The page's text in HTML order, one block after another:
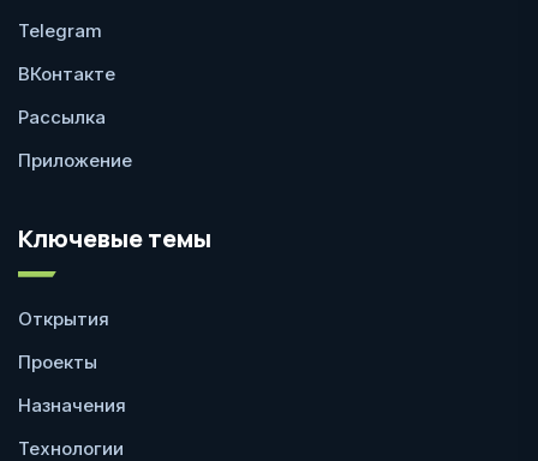
Telegram
ВКонтакте
Рассылка
Приложение
Ключевые темы
Открытия
Проекты
Назначения
Технологии